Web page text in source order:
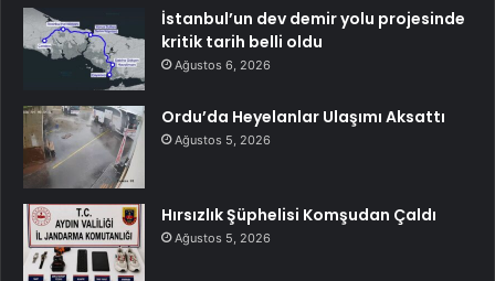
İstanbul’un dev demir yolu projesinde
kritik tarih belli oldu
Ağustos 6, 2026
Ordu’da Heyelanlar Ulaşımı Aksattı
Ağustos 5, 2026
Hırsızlık Şüphelisi Komşudan Çaldı
Ağustos 5, 2026